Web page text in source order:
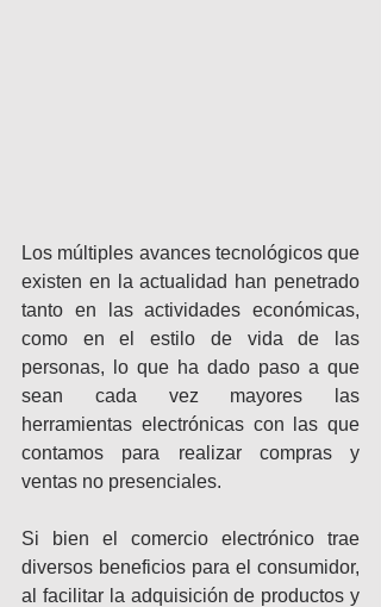
Los múltiples avances tecnológicos que
existen en la actualidad han penetrado
tanto en las actividades económicas,
como en el estilo de vida de las
personas, lo que ha dado paso a que
sean cada vez mayores las
herramientas electrónicas con las que
contamos para realizar compras y
ventas no presenciales.
Si bien el comercio electrónico trae
diversos beneficios para el consumidor,
al facilitar la adquisición de productos y